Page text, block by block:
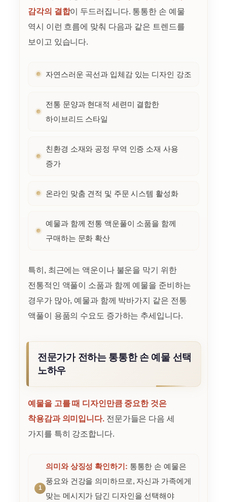
감각의 결합이 두드러집니다. 통통한 손 예물
역시 이런 흐름에 맞춰 다음과 같은 트렌드를
보이고 있습니다.
자연스러운 곡선과 입체감 있는 디자인 강조
전통 문양과 현대적 세련미 결합한
하이브리드 스타일
친환경 소재와 공정 무역 인증 소재 사용
증가
온라인 맞춤 견적 및 주문 시스템 활성화
예물과 함께 전통 액운풀이 소품을 함께
구매하는 문화 확산
특히, 최근에는 액운이나 불운을 막기 위한
전통적인 액풀이 소품과 함께 예물을 준비하는
경우가 많아, 예물과 함께 박바가지 같은 전통
액풀이 용품의 수요도 증가하는 추세입니다.
전문가가 전하는 통통한 손 예물 선택
노하우
예물을 고를 때 디자인만큼 중요한 것은
착용감과 의미입니다.전문가들은 다음 세
가지를 특히 강조합니다.
의미와 상징성 확인하기: 통통한 손 예물은
풍요와 건강을 의미하므로, 자신과 가족에게
맞는 메시지가 담긴 디자인을 선택해야